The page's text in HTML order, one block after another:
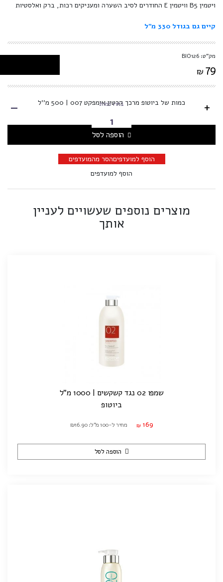
ויטמין B5 וויטמין E החודרים לסיב השערה ומעניקים רכות, ברק ואלסטיות
קיים גם בגודל 330 מ''ל
מק"ט: BIO126
₪ 79
+ כמות של ביוטופ מרכך קרטין אימפקט 007 | 500 מ''ל
בחרו כמות -
הוספה לסל
הוסף למועדפיםהסר מהמועדפים
הוסף למועדפים
מוצרים נוספים שעשויים לעניין
אותך
שמפו 02 נגד קשקשים | 1000 מ"ל
ביוטופ
₪ 169 מחיר ל-100 מ"ל: ₪16.90
הוספה לסל